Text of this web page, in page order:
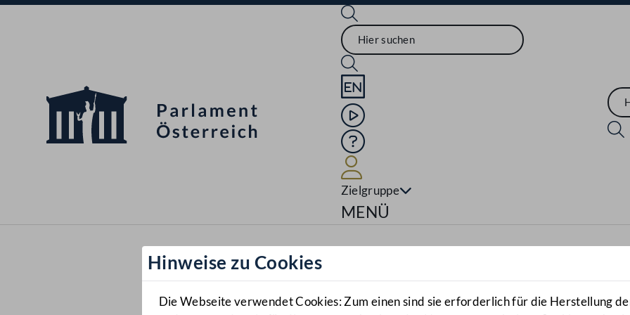
Sprache English
Mediathek
Hilfe
Zielgruppe
Navigationsmenü öffnen
MENÜ
Hinweise zu Cookies
Die Webseite verwendet Cookies: Zum einen sind sie erforderlich für die Herstellung